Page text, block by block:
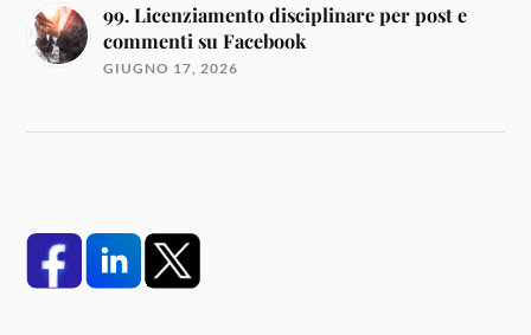
99. Licenziamento disciplinare per post e
commenti su Facebook
GIUGNO 17, 2026